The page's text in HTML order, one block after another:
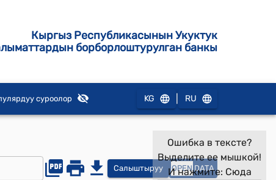
Кыргыз Республикасынын Укуктук
борборлоштурулган банкы
суроолор KG RU
Салыштыруу OPEN DATA
Ошибка в тексте?
Выделите ее мышкой!
И нажмите: Сюда